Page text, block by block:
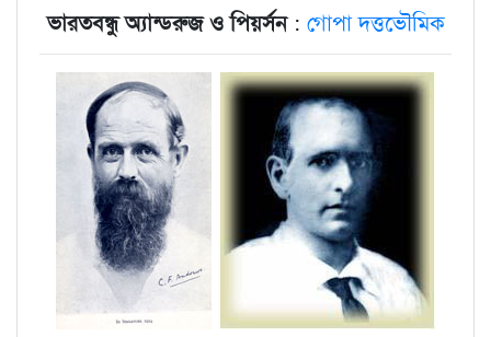
ভারতবন্ধু অ্যান্ডরুজ ও পিয়র্সন: গোপা দত্তভৌমিক